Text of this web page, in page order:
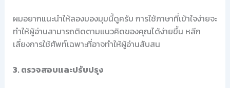
ผมอยากแนะนำให้ลองมองมุมนี้ดูครับ การใช้ภาษาที่เข้าใจง่ายจะ
ทำให้ผู้อ่านสามารถติดตามแนวคิดของคุณได้ง่ายขึ้น หลีก
เลี่ยงการใช้ศัพท์เฉพาะที่อาจทำให้ผู้อ่านสับสน
3. ตรวจสอบและปรับปรุง